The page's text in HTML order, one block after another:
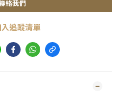
絡我們
追蹤清單